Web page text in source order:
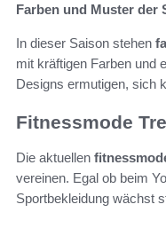
Farben und Muster der
In dieser Saison stehen
mit kräftigen Farben und
Designs ermutigen, sich
Fitnessmode
Die aktuellen
vereinen. Egal ob beim
Sportbekleidung wächst